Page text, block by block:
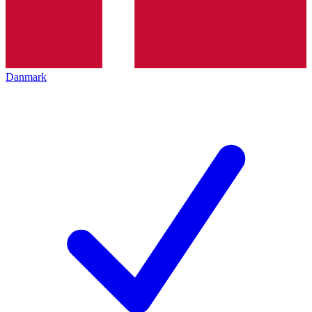
Danmark